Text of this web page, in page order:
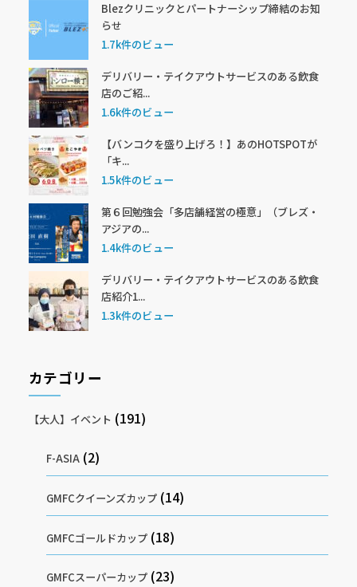
Blezクリニックとパートナーシップ締結のお知
らせ
1.7k件のビュー
デリバリー・テイクアウトサービスのある飲食
店のご紹...
1.6k件のビュー
【バンコクを盛り上げろ！】あのHOTSPOTが
「キ...
1.5k件のビュー
第６回勉強会「多店舗経営の極意」（ブレズ・
アジアの...
1.4k件のビュー
デリバリー・テイクアウトサービスのある飲食
店紹介1...
1.3k件のビュー
カテゴリー
【大人】イベント (191)
F-ASIA (2)
GMFCクイーンズカップ (14)
GMFCゴールドカップ (18)
GMFCスーパーカップ (23)